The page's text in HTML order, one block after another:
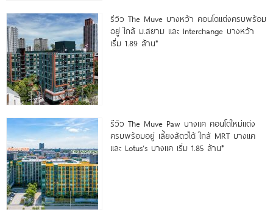
รีวิว The Muve บางหว้า คอนโดแต่งครบพร้อม
อยู่ ใกล้ ม.สยาม และ Interchange บางหว้า
เริ่ม 1.89 ล้าน*
รีวิว The Muve Paw บางแค คอนโดใหม่แต่ง
ครบพร้อมอยู่ เลี้ยงสัตว์ได้ ใกล้ MRT บางแค
และ Lotus’s บางแค เริ่ม 1.85 ล้าน*